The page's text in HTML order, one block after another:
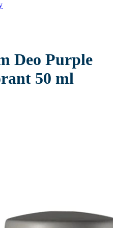
Deo Purple
50 ml